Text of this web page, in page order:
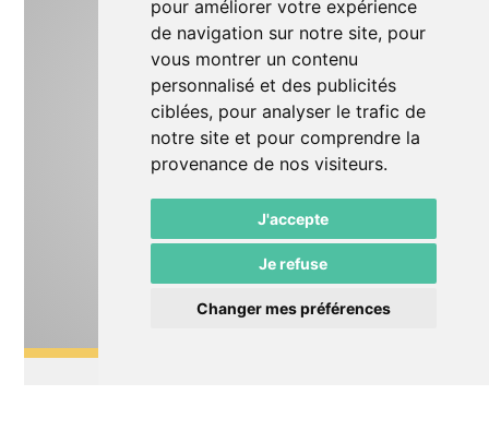
pour améliorer votre expérience
de navigation sur notre site, pour
vous montrer un contenu
personnalisé et des publicités
ciblées, pour analyser le trafic de
notre site et pour comprendre la
provenance de nos visiteurs.
J'accepte
Je refuse
Changer mes préférences